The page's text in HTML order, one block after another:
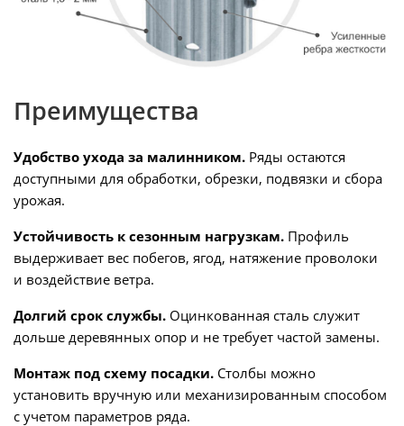
Преимущества
Удобство ухода за малинником. Ряды остаются
доступными для обработки, обрезки, подвязки и сбора
урожая.
Устойчивость к сезонным нагрузкам. Профиль
выдерживает вес побегов, ягод, натяжение проволоки
и воздействие ветра.
Долгий срок службы. Оцинкованная сталь служит
дольше деревянных опор и не требует частой замены.
Монтаж под схему посадки. Столбы можно
установить вручную или механизированным способом
с учетом параметров ряда.